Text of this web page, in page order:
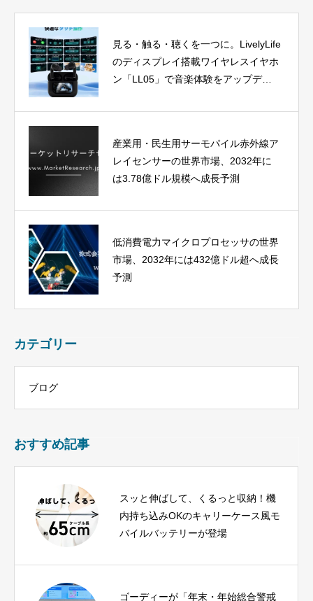
見る・触る・聴くを一つに。LivelyLife
のディスプレイ搭載ワイヤレスイヤホ
ン「LL05」で音楽体験をアップデー
産業用・民生用サーモパイル赤外線ア
レイセンサーの世界市場、2032年に
は3.78億ドル規模へ成長予測
低消費電力マイクロプロセッサの世界
市場、2032年には432億ドル超へ成長
予測
カテゴリー
ブログ
おすすめ記事
スッと伸ばして、くるっと収納！機
内持ち込みOKのキャリーケース風モ
バイルバッテリーが登場
ゴーディーが「年末・年始総合警戒